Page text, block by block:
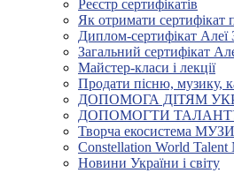
Реєстр сертифікатів
Як отримати сертифікат
Диплом-сертифікат Алеї
Загальний сертифікат
Майстер-класи і лекції
Продати пісню, музику,
ДОПОМОГА ДІТЯМ
ДОПОМОГТИ
Творча екосистема
Constellation World Talent
Новини України і світу